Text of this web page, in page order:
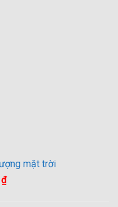
mặt trời
₫Giá